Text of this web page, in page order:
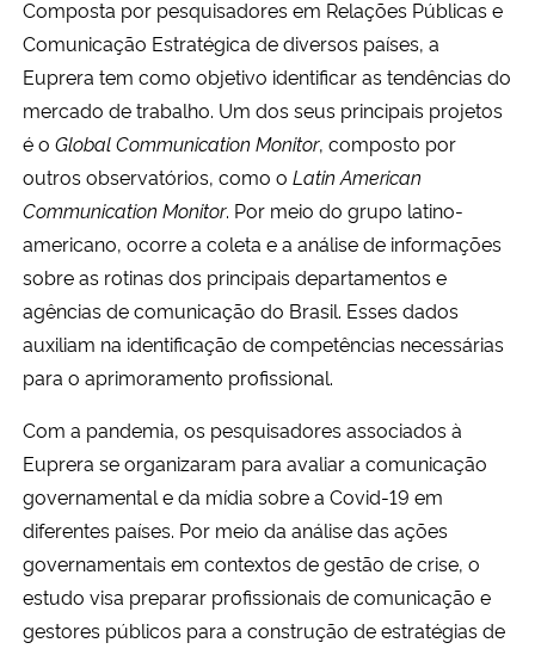
Composta por pesquisadores em Relações Públicas e
Comunicação Estratégica de diversos países, a
Euprera tem como objetivo identificar as tendências do
mercado de trabalho. Um dos seus principais projetos
é o Global Communication Monitor, composto por
outros observatórios, como o Latin American
Communication Monitor. Por meio do grupo latino-
americano, ocorre a coleta e a análise de informações
sobre as rotinas dos principais departamentos e
agências de comunicação do Brasil. Essesdados
auxiliam na identificação de competências necessárias
para o aprimoramento profissional.
Com a pandemia, os pesquisadores associados à
Euprera se organizaram para avaliar a comunicação
governamental e da mídia sobre a Covid-19 em
diferentes países. Por meio da análise das ações
governamentais em contextos de gestão de crise, o
estudo visa preparar profissionais de comunicação e
gestores públicos para a construção de estratégias de